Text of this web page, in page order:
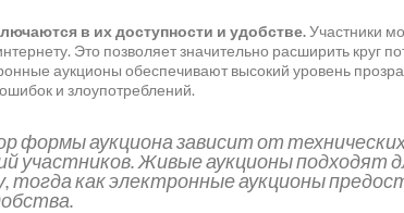
в их доступности и удобстве.Участники
Это позволяет значительно расширить круг
аукционы обеспечивают высокий уровень
и злоупотреблений.
формы аукциона зависит от
участников. Живые аукционы подходят
тогда как электронные аукционы